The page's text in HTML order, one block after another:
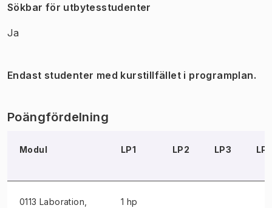
Sökbar för utbytesstudenter
Ja
Endast studenter med kurstillfället i programplan.
Poängfördelning
Modul LP1 LP2 LP3
0113 Laboration 1 hp